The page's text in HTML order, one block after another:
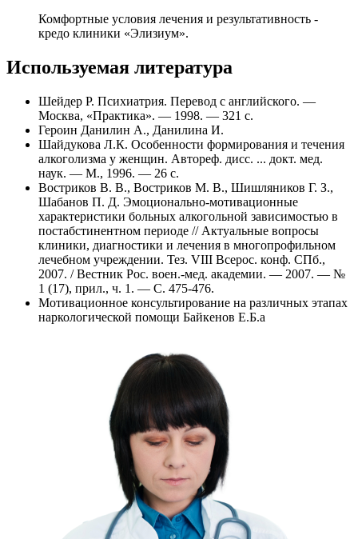
Комфортные условия лечения и результативность -
кредо клиники «Элизиум».
Используемая литература
Шейдер Р. Психиатрия. Перевод с английского. —
Москва, «Практика». — 1998. — 321 с.
Героин Данилин А., Данилина И.
Шайдукова Л.К. Особенности формирования и течения
алкоголизма у женщин. Автореф. дисс. ... докт. мед.
наук. — М., 1996. — 26 с.
Востриков В. В., Востриков М. В., Шишляников Г. З.,
Шабанов П. Д. Эмоционально-мотивационные
характеристики больных алкогольной зависимостью в
постабстинентном периоде // Актуальные вопросы
клиники, диагностики и лечения в многопрофильном
лечебном учреждении. Тез. VIII Всерос. конф. СПб.,
2007. / Вестник Рос. воен.-мед. академии. — 2007. — №
1 (17), прил., ч. 1. — С. 475-476.
Мотивационное консультирование на различных этапах
наркологической помощи Байкенов Е.Б.a